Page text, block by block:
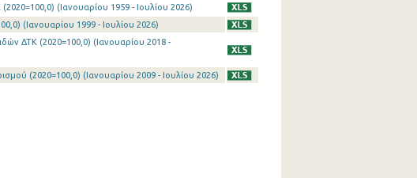
(Ιανουαρίου 1959 - Ιουλίου 2026)
(Ιανουαρίου 1999 - Ιουλίου 2026)
ΔΤΚ (2020=100,0) (Ιανουαρίου 2018 -
(2020=100,0) (Ιανουαρίου 2009 - Ιουλίου 2026)